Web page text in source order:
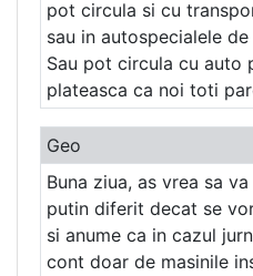
pot circula si cu
sau in autospecialele
Sau pot circula cu auto
plateasca ca noi toti
Geo
Buna ziua, as vrea sa
putin diferit decat se
si anume ca in cazul
cont doar de masinile